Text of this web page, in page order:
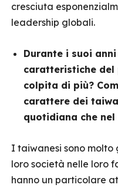
cresciuta
leadership globali.
Durante i suoi
caratteristiche del
colpita di più?
carattere dei
quotidiana che
I taiwanesi sono
loro società nelle loro
hanno un particolare